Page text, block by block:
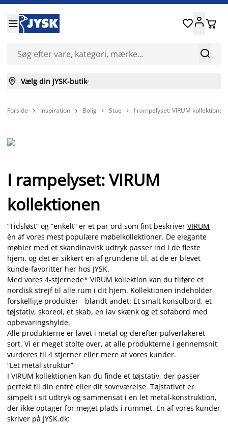


 
 Vælg din JYSK-butik
Forside  Inspiration  Bolig  Stue  I rampelyset: VIRUM kollektionen
I rampelyset: VIRUM
kollektionen
”Tidsløst” og ”enkelt” er et par ord som fint beskriver VIRUM –
én af vores mest populære møbelkollektioner. De elegante
møbler med et skandinavisk udtryk passer ind i de fleste
hjem, og det er sikkert en af grundene til, at de er blevet
kunde-favoritter her hos JYSK.
Med vores 4-stjernede* VIRUM kollektion kan du tilføre et
nordisk strejf til alle rum i dit hjem. Kollektionen indeholder
forskellige produkter - blandt andet: Et smalt konsolbord, et
tøjstativ, skoreol, et skab, en lav skænk og et sofabord med
opbevaringshylde.
Alle produkterne er lavet i metal og derefter pulverlakeret
sort. Vi er meget stolte over, at alle produkterne i gennemsnit
vurderes til 4 stjerner eller mere af vores kunder.
“Let metal struktur”
I VIRUM kollektionen kan du finde et tøjstativ, der passer
perfekt til din entré eller dit soveværelse. Tøjstativet er
simpelt i sit udtryk og sammensat i en let metal-konstruktion,
der ikke optager for meget plads i rummet. En af vores kunder
skriver på JYSK.dk: